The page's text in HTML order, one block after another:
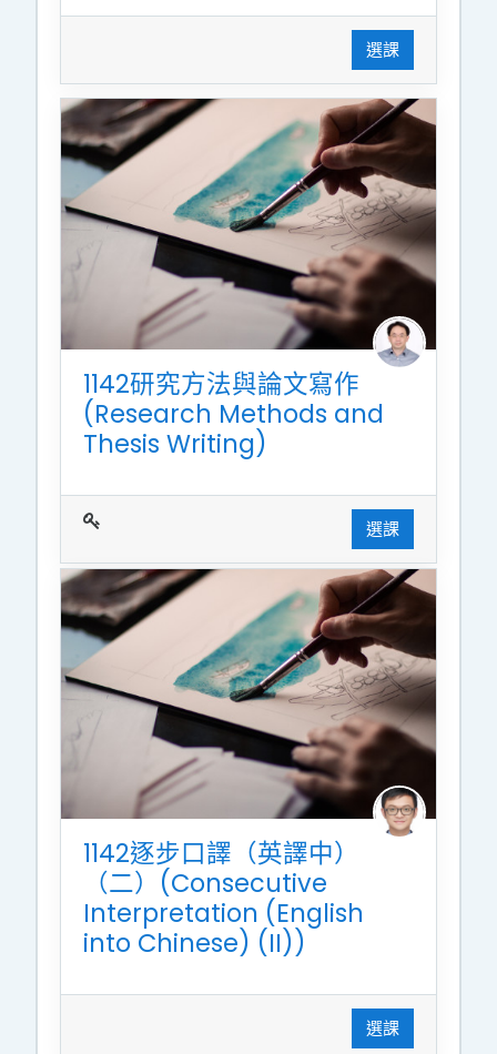
選課
1142研究方法與論文寫作
(Research Methods and
Thesis Writing)
選課
1142逐步口譯（英譯中）
（二）(Consecutive
Interpretation (English
into Chinese) (II))
選課